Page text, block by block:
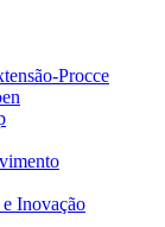
Procce
Inovação